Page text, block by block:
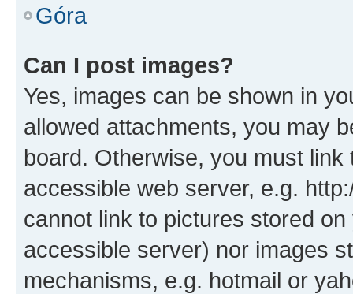
Góra
Can I post images?
Yes, images can be shown in
allowed attachments, you may
board. Otherwise, you must
accessible web server, e.g.
cannot link to pictures stored
accessible server) nor images
mechanisms, e.g. hotmail or